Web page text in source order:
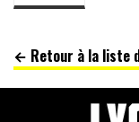
← Retour à la liste